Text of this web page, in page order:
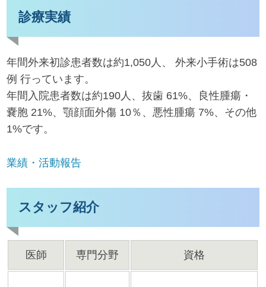
診療実績
年間外来初診患者数は約1,050人、 外来小手術は508
例 行っています。
年間入院患者数は約190人、抜歯 61%、良性腫瘍・
嚢胞 21%、顎顔面外傷 10％、悪性腫瘍 7%、その他
1%です。
業績・活動報告
スタッフ紹介
医師 専門分野 資格